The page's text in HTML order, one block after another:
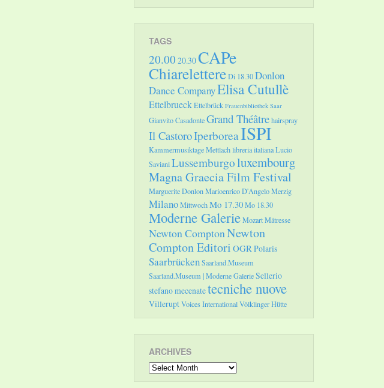
TAGS
20.00 20.30CAPe
ChiarelettereDi 18.30Donlon
Dance CompanyElisa Cutullè
EttelbrueckEttelbrück Frauenbibliothek Saar
Gianvito CasadonteGrand Théâtrehairspray
Il CastoroIperboreaISPI
Kammermusiktage Mettlachlibreria italianaLucio
SavianiLussemburgoluxembourg
Magna Graecia Film Festival
Marguerite DonlonMarioenrico D'AngeloMerzig
MilanoMittwochMo 17.30Mo 18.30
Moderne GalerieMozartMätresse
Newton ComptonNewton
Compton Editori OGRPolaris
SaarbrückenSaarland.Museum
Saarland.Museum | Moderne GalerieSellerio
stefano mecenatetecniche nuove
VilleruptVoices InternationalVölklinger Hütte
ARCHIVES
Archives